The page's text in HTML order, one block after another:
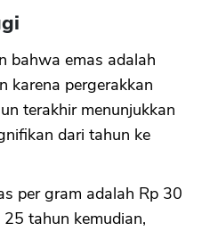
bahwa emas adalah
karena pergerakkan
terakhir menunjukkan
dari tahun ke
per gram adalah Rp 30
tahun kemudian,